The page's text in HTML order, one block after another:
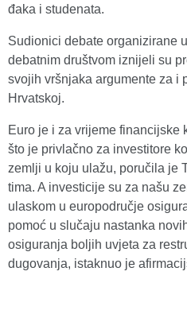
đaka i studenata.
Sudionici debate organizirane
debatnim društvom iznijeli su
svojih vršnjaka argumente za i
Hrvatskoj.
Euro je i za vrijeme financijske
što je privlačno za investitore
zemlji u koju ulažu, poručila je
tima. A investicije su za našu
ulaskom u europodručje
pomoć u slučaju nastanka
osiguranja boljih uvjeta za
dugovanja, istaknuo je